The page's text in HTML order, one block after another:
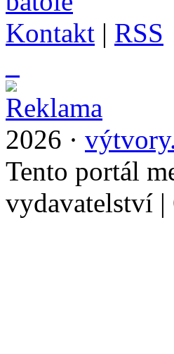
Kontakt | RSS
2026 ·
Tento portál
vydavatelství |